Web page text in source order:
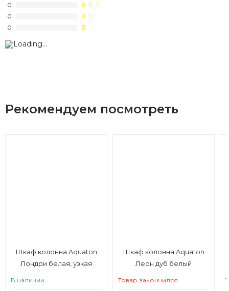
0
0
0
Рекомендуем посмотреть
Шкаф колонна Aquaton
Лондри белая, узкая
В наличии
Шкаф колонна Aquaton
Леон дуб белый
Товар закончился